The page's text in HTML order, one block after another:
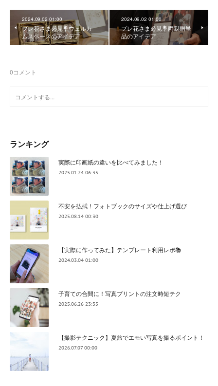
2024.09.02 01:00
プレ花さま必見💐ウェルカ
ムスペースのアイデア
2024.09.02 01:00
プレ花さま必見💐両親贈呈
品のアイデア
0コメント
ランキング
実際に印画紙の違いを比べてみました！
2025.01.24 06:35
不安を払拭！フォトブックのサイズや仕上げ選び
2025.08.14 00:30
【実際に作ってみた】テンプレート利用レポ📚
2024.03.04 01:00
子育ての合間に！写真プリントの注文時短テク
2025.06.26 23:35
【撮影テクニック】夏旅でエモい写真を撮るポイント！
2026.07.07 00:00